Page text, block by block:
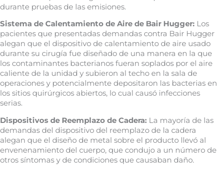
durante pruebas de las emisiones.
Sistema de Calentamiento de Aire de Bair Hugger: Los
pacientes que presentadas demandas contra Bair Hugger
alegan que el dispositivo de calentamiento de aire usado
durante su cirugía fue diseñado de una manera en la que
los contaminantes bacterianos fueran soplados por el aire
caliente de la unidad y subieron al techo en la sala de
operaciones y potencialmente depositaron las bacterias en
los sitios quirúrgicos abiertos, lo cual causó infecciones
serias.
Dispositivos de Reemplazo de Cadera: La mayoría de las
demandas del dispositivo del reemplazo de la cadera
alegan que el diseño de metal sobre el producto llevó al
envenenamiento del cuerpo, que condujo a un número de
otros síntomas y de condiciones que causaban daño.